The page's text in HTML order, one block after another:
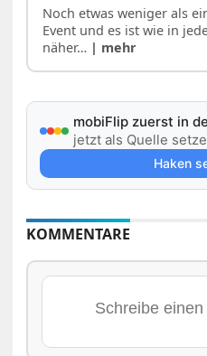
Noch etwas weniger als
Event und es ist wie in
näher… | mehr
mobiFlip zuerst in
jetzt als Quelle
Haken
KOMMENTARE